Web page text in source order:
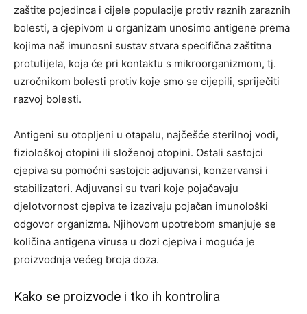
zaštite pojedinca i cijele populacije protiv raznih zaraznih
bolesti, a cjepivom u organizam unosimo antigene prema
kojima naš imunosni sustav stvara specifična zaštitna
protutijela, koja će pri kontaktu s mikroorganizmom, tj.
uzročnikom bolesti protiv koje smo se cijepili, spriječiti
razvoj bolesti.
Antigeni su otopljeni u otapalu, najčešće sterilnoj vodi,
fiziološkoj otopini ili složenoj otopini. Ostali sastojci
cjepiva su pomoćni sastojci: adjuvansi, konzervansi i
stabilizatori. Adjuvansi su tvari koje pojačavaju
djelotvornost cjepiva te izazivaju pojačan imunološki
odgovor organizma. Njihovom upotrebom smanjuje se
količina antigena virusa u dozi cjepiva i moguća je
proizvodnja većeg broja doza.
Kako se proizvode i tko ih kontrolira